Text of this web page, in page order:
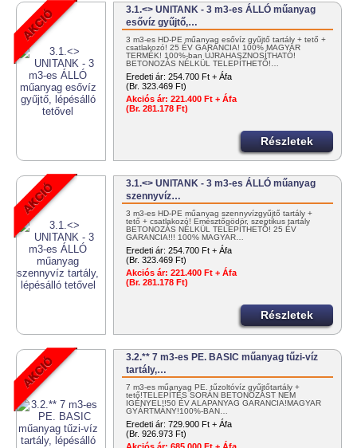
3.1.<> UNITANK - 3 m3-es ÁLLÓ műanyag
esővíz gyűjtő,…
3 m3-es HD-PE műanyag esővíz gyűjtő tartály + tető +
csatlakozó! 25 ÉV GARANCIA! 100% MAGYAR
TERMÉK! 100%-ban ÚJRAHASZNOSÍTHATÓ!
BETONOZÁS NÉLKÜL TELEPÍTHETŐ!…
Eredeti ár: 254.700 Ft + Áfa
(Br. 323.469 Ft)
Akciós ár: 221.400 Ft + Áfa
(Br. 281.178 Ft)
Részletek
3.1.<> UNITANK - 3 m3-es ÁLLÓ műanyag
szennyvíz…
3 m3-es HD-PE műanyag szennyvízgyűjtő tartály +
tető + csatlakozó! Emésztőgödör, szeptikus tartály
BETONOZÁS NÉLKÜL TELEPÍTHETŐ! 25 ÉV
GARANCIA!!! 100% MAGYAR…
Eredeti ár: 254.700 Ft + Áfa
(Br. 323.469 Ft)
Akciós ár: 221.400 Ft + Áfa
(Br. 281.178 Ft)
Részletek
3.2.** 7 m3-es PE. BASIC műanyag tűzi-víz
tartály,…
7 m3-es műanyag PE. tűzoltóvíz gyűjtőtartály +
tető!TELEPÍTÉS SORÁN BETONOZÁST NEM
IGÉNYEL!!50 ÉV ALAPANYAG GARANCIA!MAGYAR
GYÁRTMÁNY!100%-BAN…
Eredeti ár: 729.900 Ft + Áfa
(Br. 926.973 Ft)